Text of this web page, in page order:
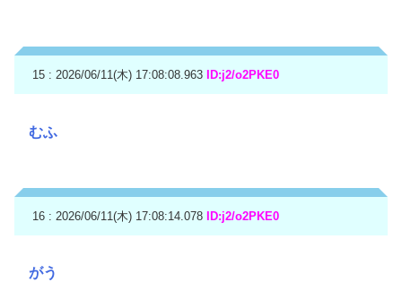
15 : 2026/06/11(木) 17:08:08.963 ID:j2/o2PKE0
むふ
16 : 2026/06/11(木) 17:08:14.078 ID:j2/o2PKE0
がう